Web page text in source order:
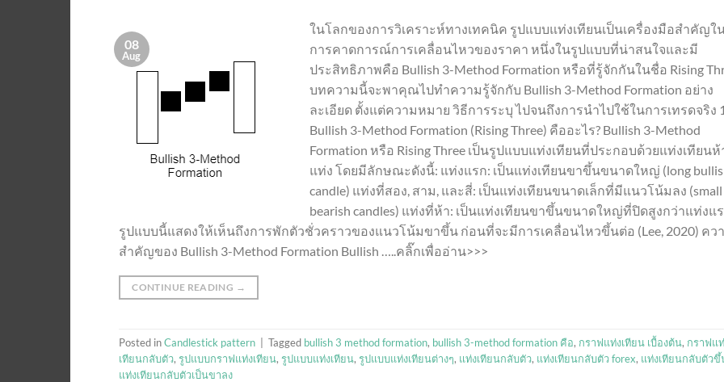
08
Aug
ในโลกของการวิเคราะห์ทางเทคนิค รูปแบบแท่งเทียนเป็นเครื่องมือสำคัญใ
การคาดการณ์การเคลื่อนไหวของราคา หนึ่งในรูปแบบที่น่าสนใจและมี
ประสิทธิภาพคือ Bullish 3-Method Formation หรือที่รู้จักกันในชื่อ Rising
บทความนี้จะพาคุณไปทำความรู้จักกับ Bullish 3-Method Formation อย่าง
ละเอียด ตั้งแต่ความหมาย วิธีการระบุ ไปจนถึงการนำไปใช้ในการเทรดจริง
Bullish 3-Method Formation (Rising Three) คืออะไร? Bullish 3-Method
Formation หรือ Rising Three เป็นรูปแบบแท่งเทียนที่ประกอบด้วยแท่งเทียนห้
แท่ง โดยมีลักษณะดังนี้: แท่งแรก: เป็นแท่งเทียนขาขึ้นขนาดใหญ่ (long
candle) แท่งที่สอง, สาม, และสี่: เป็นแท่งเทียนขนาดเล็กที่มีแนวโน้มลง (small
bearish candles) แท่งที่ห้า: เป็นแท่งเทียนขาขึ้นขนาดใหญ่ที่ปิดสูงกว่าแท่งแ
รูปแบบนี้แสดงให้เห็นถึงการพักตัวชั่วคราวของแนวโน้มขาขึ้น ก่อนที่จะมีการเคลื่อนไหวขึ้นต่อ (Lee, 2020) คว
สำคัญของ Bullish 3-Method Formation Bullish …..คลิ๊กเพื่ออ่าน>>>
CONTINUE READING →
Posted inCandlestick pattern Tagged bullish 3 method formation, bullish 3-method formation คือ, กราฟแท่งเทียน เบื้องต้น, กราฟแ
เทียนกลับตัว, รูปแบบกราฟแท่งเทียน, รูปแบบแท่งเทียน, รูปแบบแท่งเทียนต่างๆ, แท่งเทียนกลับตัว, แท่งเทียนกลับตัว forex, แท่งเทียนกลับตัวขึ้
แท่งเทียนกลับตัวเป็นขาลง